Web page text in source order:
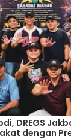
DREGS
dengan